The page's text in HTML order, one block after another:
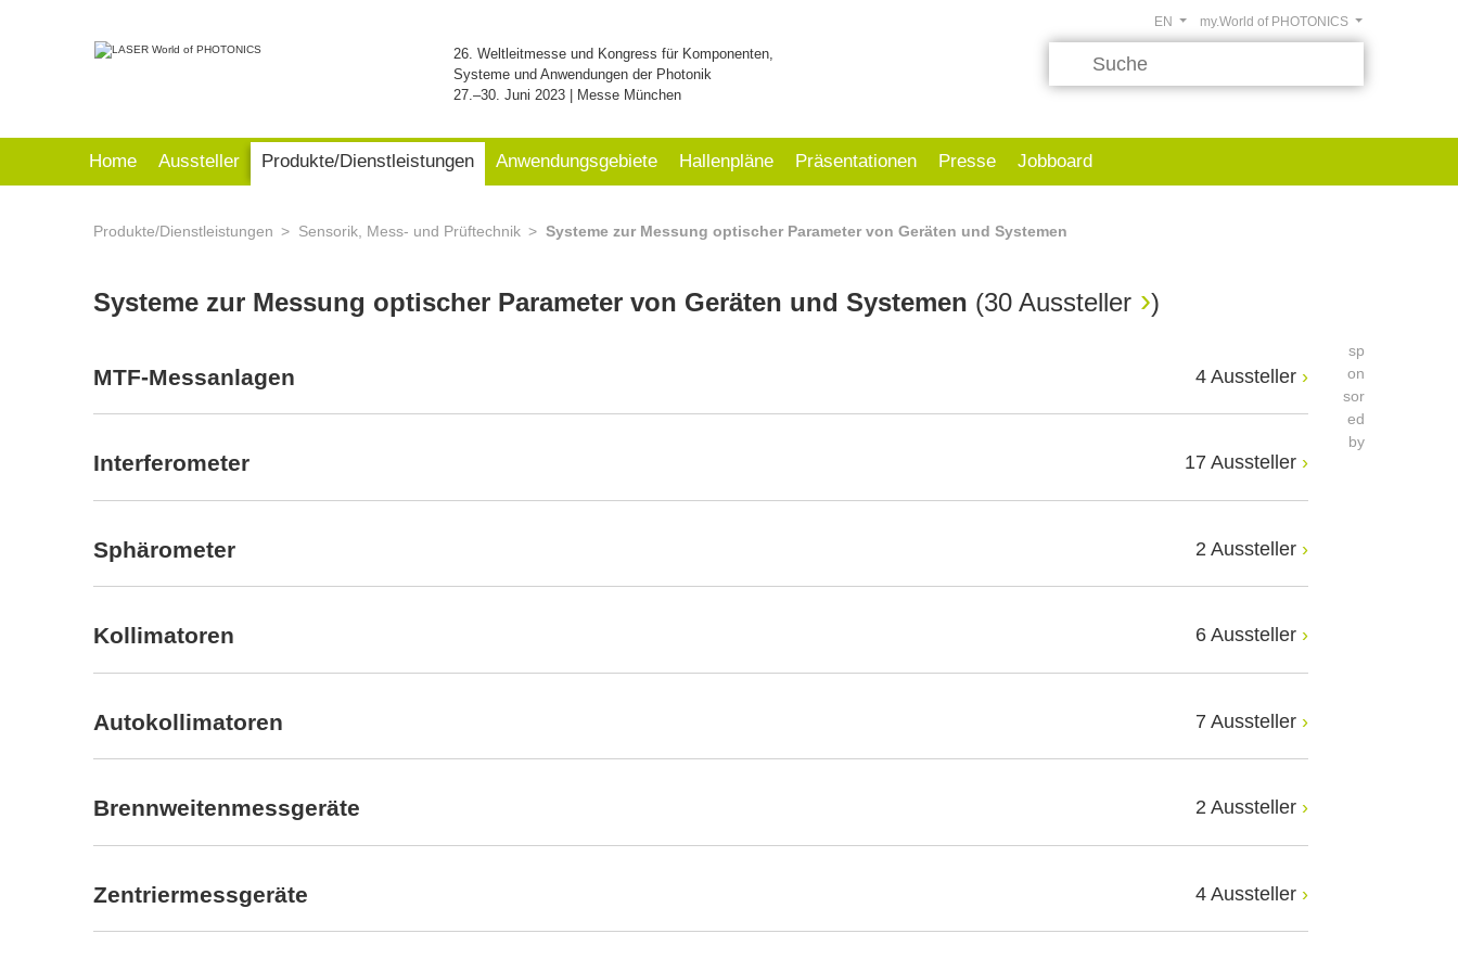
26. Weltleitmesse und Kongress für Komponenten,
Systeme und Anwendungen der Photonik
27.–30. Juni 2023 | Messe München
my.World of PHOTONICS
EN
Home Aussteller Produkte/Dienstleistungen Anwendungsgebiete Hallenpläne Präsentationen Presse Jobboard
Produkte/Dienstleistungen Sensorik, Mess- und Prüftechnik Systeme zur Messung optischer Parameter von Geräten und Systemen
Systeme zur Messung optischer Parameter von Geräten und Systemen (30 Aussteller )
MTF-Messanlagen 4 Aussteller
Interferometer 17 Aussteller
Sphärometer 2 Aussteller
Kollimatoren 6 Aussteller
Autokollimatoren 7 Aussteller
Brennweitenmessgeräte 2 Aussteller
Zentriermessgeräte 4 Aussteller
sp
on
sor
ed
by